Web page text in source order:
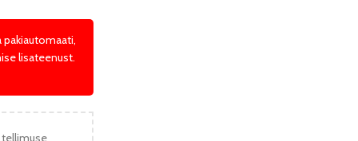
lisateenust.